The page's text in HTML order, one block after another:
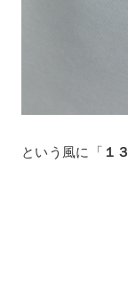
という風に「 １３